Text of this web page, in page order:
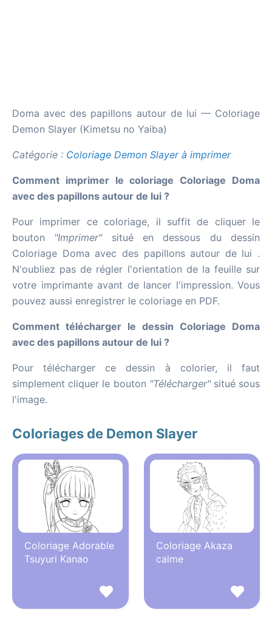
Doma avec des papillons autour de lui — Coloriage
Demon Slayer (Kimetsu no Yaiba)
Catégorie : Coloriage Demon Slayer à imprimer
Comment imprimer le coloriage Coloriage Doma
avec des papillons autour de lui ?
Pour imprimer ce coloriage, il suffit de cliquer le
bouton "Imprimer"situé en dessous du dessin
Coloriage Doma avec des papillons autour de lui .
N'oubliez pas de régler l'orientation de la feuille sur
votre imprimante avant de lancer l'impression. Vous
pouvez aussi enregistrer le coloriage en PDF.
Comment télécharger le dessin Coloriage Doma
avec des papillons autour de lui ?
Pour télécharger ce dessin à colorier, il faut
simplement cliquer le bouton "Télécharger"situé sous
l'image.
Coloriages de Demon Slayer
Coloriage Adorable
Tsuyuri Kanao
Coloriage Akaza
calme